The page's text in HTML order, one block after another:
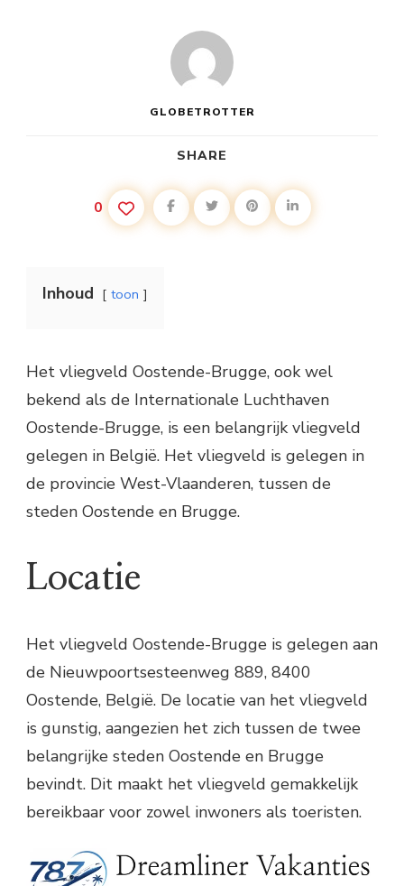
GLOBETROTTER
SHARE
0
Inhoud toon
Het vliegveld Oostende-Brugge, ook wel
bekend als de Internationale Luchthaven
Oostende-Brugge, is een belangrijk vliegveld
gelegen in België. Het vliegveld is gelegen in
de provincie West-Vlaanderen, tussen de
steden Oostende en Brugge.
Locatie
Het vliegveld Oostende-Brugge is gelegen aan
de Nieuwpoortsesteenweg 889, 8400
Oostende, België. De locatie van het vliegveld
is gunstig, aangezien het zich tussen de twee
belangrijke steden Oostende en Brugge
bevindt. Dit maakt het vliegveld gemakkelijk
bereikbaar voor zowel inwoners als toeristen.